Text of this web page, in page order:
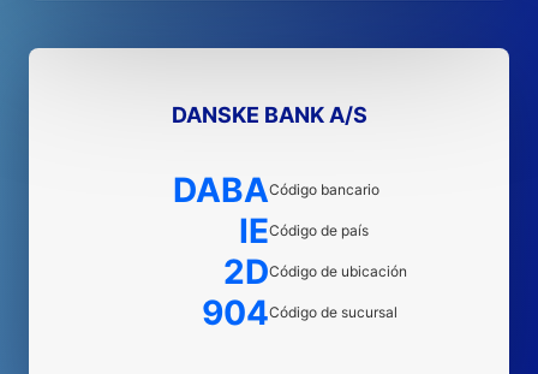
DANSKE BANK A/S
DABACódigo bancario
IECódigo de país
2DCódigo de ubicación
904Código de sucursal